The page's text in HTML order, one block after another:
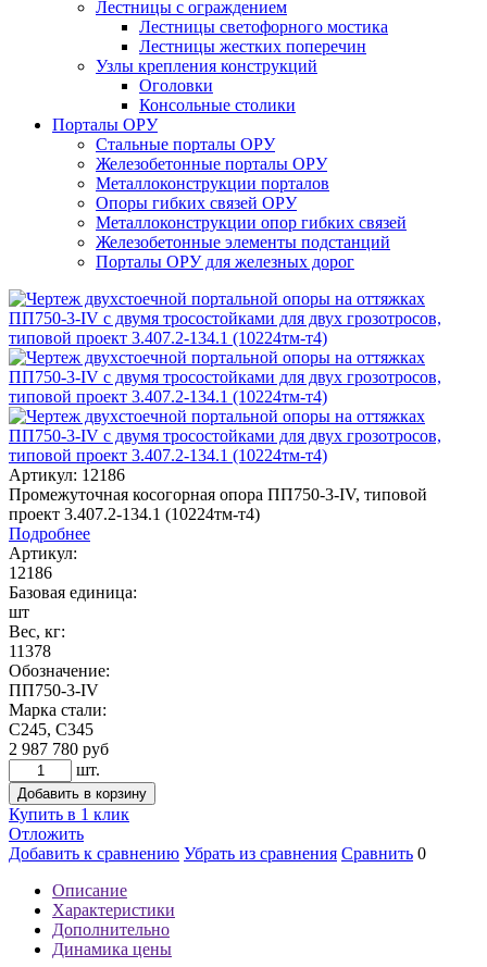
Лестницы с ограждением
Лестницы светофорного мостика
Лестницы жестких поперечин
Узлы крепления конструкций
Оголовки
Консольные столики
Порталы ОРУ
Стальные порталы ОРУ
Железобетонные порталы ОРУ
Металлоконструкции порталов
Опоры гибких связей ОРУ
Металлоконструкции опор гибких связей
Железобетонные элементы подстанций
Порталы ОРУ для железных дорог
Артикул: 12186
Промежуточная косогорная опора ПП750-3-IV, типовой
проект 3.407.2-134.1 (10224тм-т4)
Подробнее
Артикул:
12186
Базовая единица:
шт
Вес, кг:
11378
Обозначение:
ПП750-3-IV
Марка стали:
С245, С345
2 987 780 руб
шт.
Добавить в корзину
Купить в 1 клик
Отложить
Добавить к сравнению Убрать из сравнения Сравнить 0
Описание
Характеристики
Дополнительно
Динамика цены